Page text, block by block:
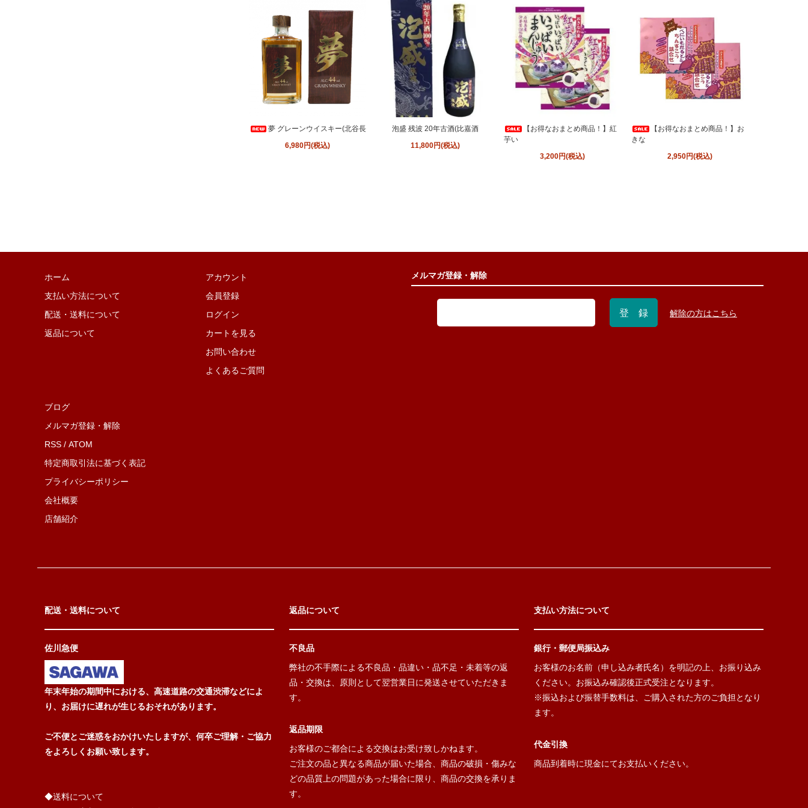
夢 グレーンウイスキー(北谷長
6,980円(税込)
泡盛 残波 20年古酒(比嘉酒
11,800円(税込)
【お得なおまとめ商品！】紅
芋い
3,200円(税込)
【お得なおまとめ商品！】お
きな
2,950円(税込)
ホーム
支払い方法について
配送・送料について
返品について
アカウント
会員登録
ログイン
カートを見る
お問い合わせ
よくあるご質問
ブログ
メルマガ登録・解除
RSS /ATOM
特定商取引法に基づく表記
プライバシーポリシー
会社概要
店舗紹介
メルマガ登録・解除
配送・送料について
佐川急便
年末年始の期間中における、高速道路の交通渋滞などによ
り、お届けに遅れが生じるおそれがあります。
ご不便とご迷惑をおかけいたしますが、何卒ご理解・ご協力
をよろしくお願い致します。
◆送料について
返品について
不良品
弊社の不手際による不良品・品違い・品不足・未着等の返
品・交換は、原則として翌営業日に発送させていただきま
す。
返品期限
お客様のご都合による交換はお受け致しかねます。
ご注文の品と異なる商品が届いた場合、商品の破損・傷みな
どの品質上の問題があった場合に限り、商品の交換を承りま
す。
支払い方法について
銀行・郵便局振込み
お客様のお名前（申し込み者氏名）を明記の上、お振り込み
ください。お振込み確認後正式受注となります。
※振込および振替手数料は、ご購入された方のご負担となり
ます。
代金引換
商品到着時に現金にてお支払いください。